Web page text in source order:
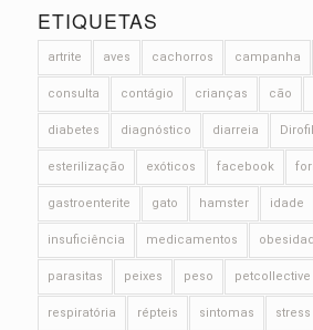
ETIQUETAS
artrite aves cachorros campanha
consulta contágio crianças cão
diabetes diagnóstico diarreia
esterilização exóticos facebook
gastroenterite gato hamster idade
insuficiência medicamentos
parasitas peixes peso petcollective
respiratória répteis sintomas stress